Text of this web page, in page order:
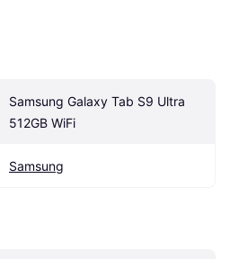
Samsung Galaxy Tab S9 Ultra
512GB WiFi
Samsung